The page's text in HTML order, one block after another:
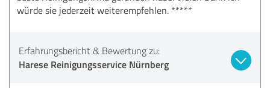
würde sie jederzeit weiterempfehlen. *****
Erfahrungsbericht & Bewertung zu:
Harese Reinigungsservice Nürnberg